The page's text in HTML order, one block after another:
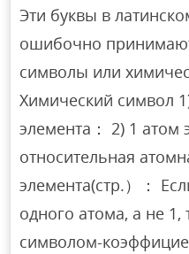
Эти буквы в
ошибочно
символы или
Химический символ
элемента： 2) 1 атом
относительная
элемента(стр.）：
одного атома, а не
символом-